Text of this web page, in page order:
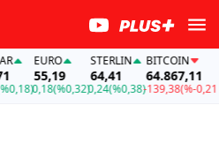
EURO
55,19
0,18(%0,32)
STERLIN
64,41
0,24(%0,38)
BITCOIN
64.867,11
-139,38(%-0,21)